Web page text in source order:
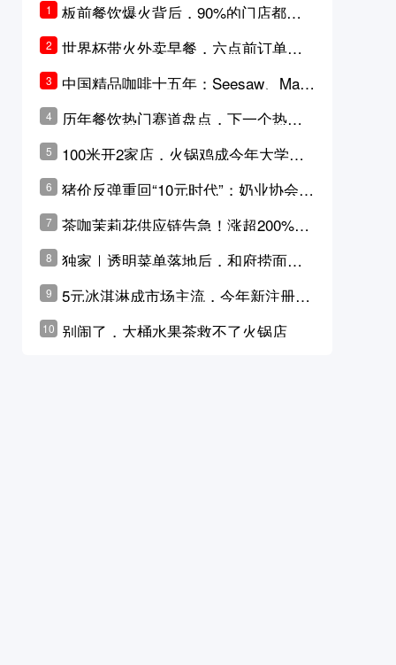
1
板前餐饮爆火背后，90%的门店都只
是徒有其表的刻意作秀？
2
世界杯带火外卖早餐，六点前订单大
3
中国精品咖啡十五年：Seesaw、Man
ner、M Stand为何结出了不同的果
实？
4
历年餐饮热门赛道盘点，下一个热门
5
100米开2家店，火锅鸡成今年大学城
6
猪价反弹重回“10元时代”；奶业协会称
原奶价格现回暖迹象
7
茶咖茉莉花供应链告急！涨超200%，
横州花价冲破50元一斤
8
独家｜透明菜单落地后，和府捞面李
学林公布未来10年计划
9
5元冰淇淋成市场主流，今年新注册相
10 别闹了，大桶水果茶救不了火锅店